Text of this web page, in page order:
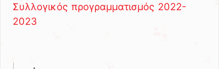
Συλλογικός προγραμματισμός 2022-
2023